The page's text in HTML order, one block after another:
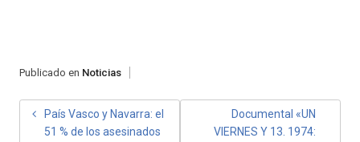
Publicado en Noticias
NAVEGACIÓN
País Vasco y Navarra: el
51 % de los asesinados
Documental «UN
VIERNES Y 13. 1974: